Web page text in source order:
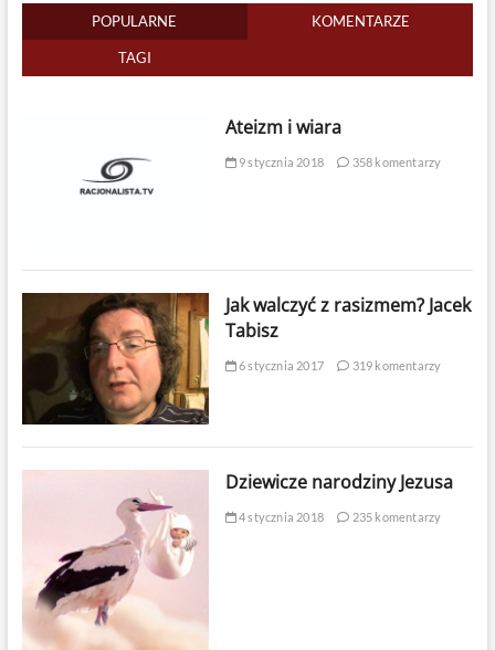
POPULARNE KOMENTARZE
TAGI
Ateizm i wiara
9 stycznia 2018 358 komentarzy
Jak walczyć z rasizmem? Jacek
Tabisz
6 stycznia 2017 319 komentarzy
Dziewicze narodziny Jezusa
4 stycznia 2018 235 komentarzy